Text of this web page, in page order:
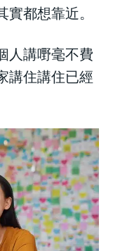
都想靠近。
人講嘢毫不費
講住講住已經